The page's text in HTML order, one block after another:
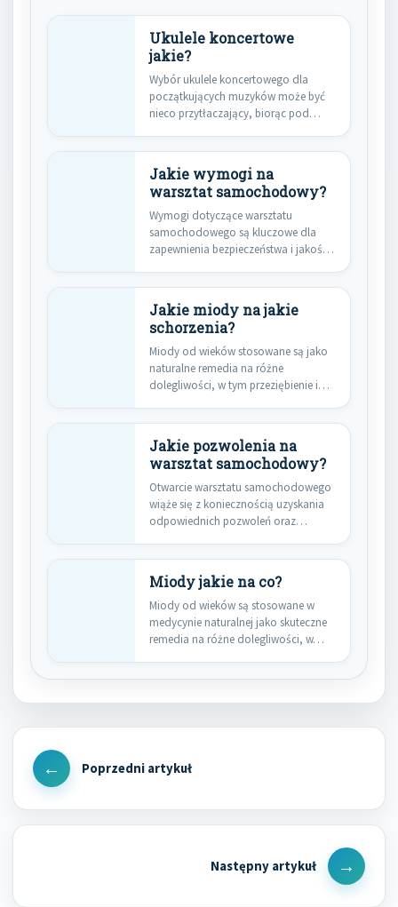
Ukulele koncertowe
jakie?
Wybór ukulele koncertowego dla
początkujących muzyków może być
nieco przytłaczający, biorąc pod
Jakie wymogi na
warsztat samochodowy?
Wymogi dotyczące warsztatu
samochodowego są kluczowe dla
zapewnienia bezpieczeństwa i jakości
Jakie miody na jakie
schorzenia?
Miody od wieków stosowane są jako
naturalne remedia na różne
dolegliwości, w tym przeziębienie i…
Jakie pozwolenia na
warsztat samochodowy?
Otwarcie warsztatu samochodowego
wiąże się z koniecznością uzyskania
odpowiednich pozwoleń oraz
Miody jakie na co?
Miody od wieków są stosowane w
medycynie naturalnej jako skuteczne
remedia na różne dolegliwości, w…
Nawigacja
wpisu
Previous
Next
Post